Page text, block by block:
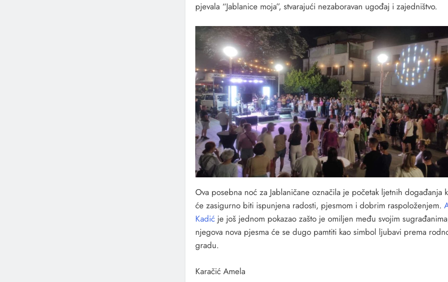
pjevala “Jablanice moja”, stvarajući nezaboravan ugođaj i zajedništvo.
Ova posebna noć za Jablaničane označila je početak ljetnih događanja
će zasigurno biti ispunjena radosti, pjesmom i dobrim raspoloženjem.
Kadić je još jednom pokazao zašto je omiljen među svojim
njegova nova pjesma će se dugo pamtiti kao simbol ljubavi prema
gradu.
Karačić Amela